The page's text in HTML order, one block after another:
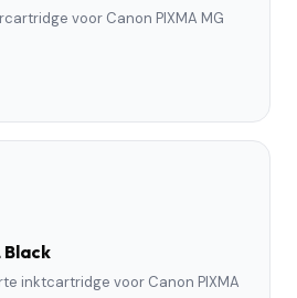
voor Canon PIXMA MG
Black
inktcartridge voor Canon PIXMA